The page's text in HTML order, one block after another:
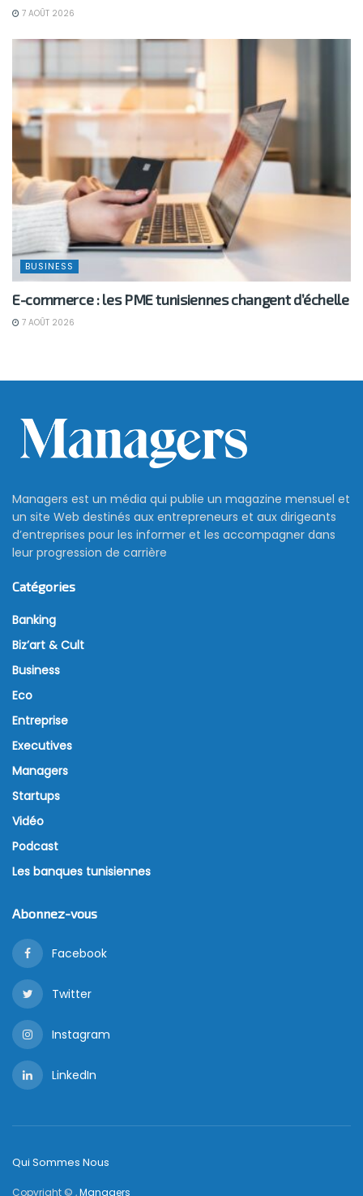
7 AOÛT 2026
BUSINESS
E-commerce : les PME tunisiennes changent d’échelle
7 AOÛT 2026
Managers est un média qui publie un magazine mensuel et
un site Web destinés aux entrepreneurs et aux dirigeants
d’entreprises pour les informer et les accompagner dans
leur progression de carrière
Catégories
Banking
Biz’art & Cult
Business
Eco
Entreprise
Executives
Managers
Startups
Vidéo
Podcast
Les banques tunisiennes
Abonnez-vous
Facebook
Twitter
Instagram
LinkedIn
Qui Sommes Nous
Copyright © ,Managers